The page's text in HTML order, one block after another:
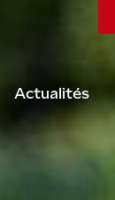
Actualités